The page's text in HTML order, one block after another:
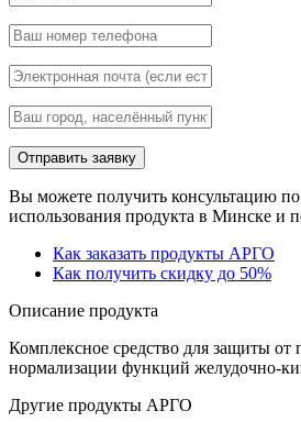
Вы можете получить консультацию по
использования продукта в Минске и
Как заказать продукты АРГО
Как получить скидку до 50%
Описание продукта
Комплексное средство для защиты от
нормализации функций желудочно-
Другие продукты АРГО